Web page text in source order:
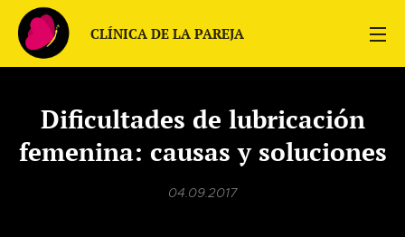
CLÍNICA DE LA PAREJA
Dificultades de lubricación
femenina: causas y soluciones
04.09.2017